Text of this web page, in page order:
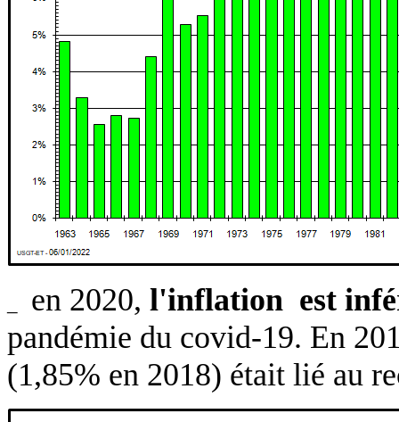
en 2020, l'inflation est
pandémie du covid-19. En
(1,85% en 2018) était lié au